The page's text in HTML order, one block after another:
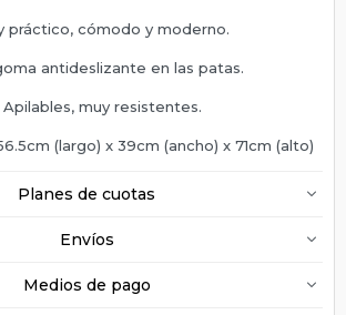
práctico, cómodo y moderno.
antideslizante en las patas.
Apilables, muy resistentes.
(largo) x 39cm (ancho) x 71cm (alto)
Planes de cuotas
Envíos
Medios de pago